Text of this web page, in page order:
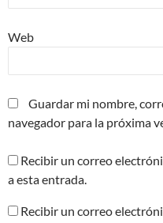
Web
Guardar mi nombre,
navegador para la próxima
Recibir un correo
a esta entrada.
Recibir un correo